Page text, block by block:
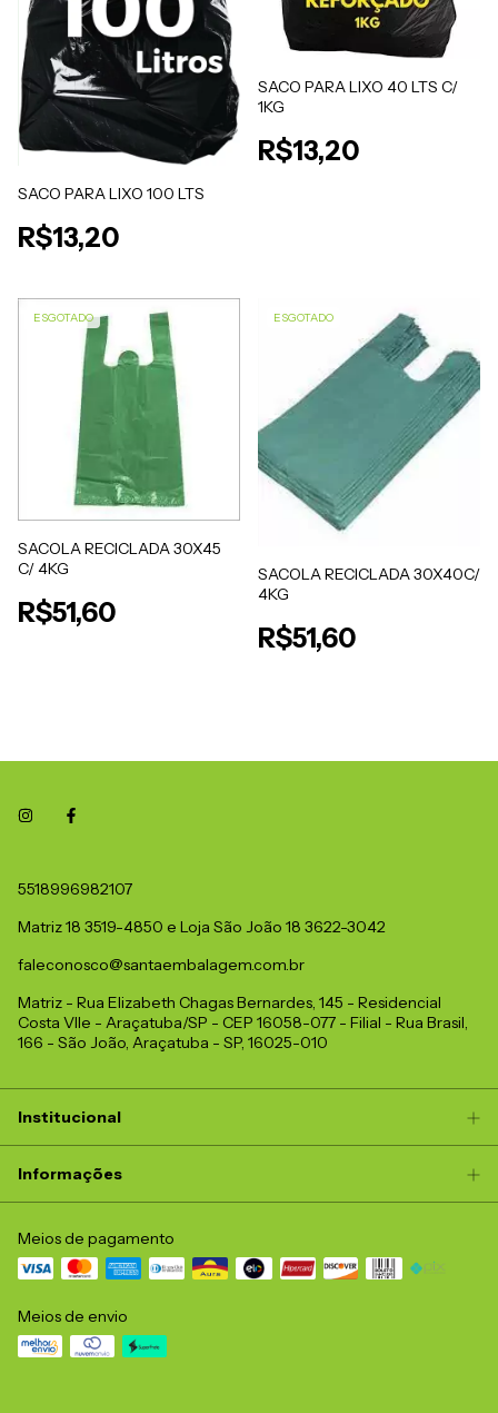
SACO PARA LIXO 100 LTS
R$13,20
SACO PARA LIXO 40 LTS C/
1KG
R$13,20
ESGOTADO
SACOLA RECICLADA 30X45
C/ 4KG
R$51,60
ESGOTADO
SACOLA RECICLADA 30X40C/
4KG
R$51,60
5518996982107
Matriz 18 3519-4850 e Loja São João 18 3622-3042
faleconosco@santaembalagem.com.br
Matriz - Rua Elizabeth Chagas Bernardes, 145 - Residencial
Costa Vlle - Araçatuba/SP - CEP 16058-077 - Filial - Rua Brasil,
166 - São João, Araçatuba - SP, 16025-010
Institucional
Informações
Meios de pagamento
Meios de envio